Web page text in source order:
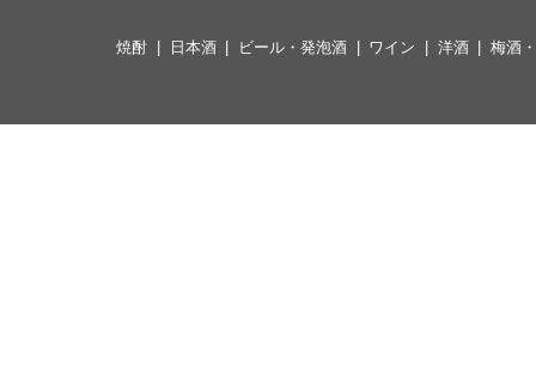
焼酎 日本酒 ビール・発泡酒 ワイン 洋酒 梅酒